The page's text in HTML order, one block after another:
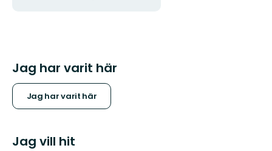
Jag har varit här
Jag har varit här
Jag vill hit